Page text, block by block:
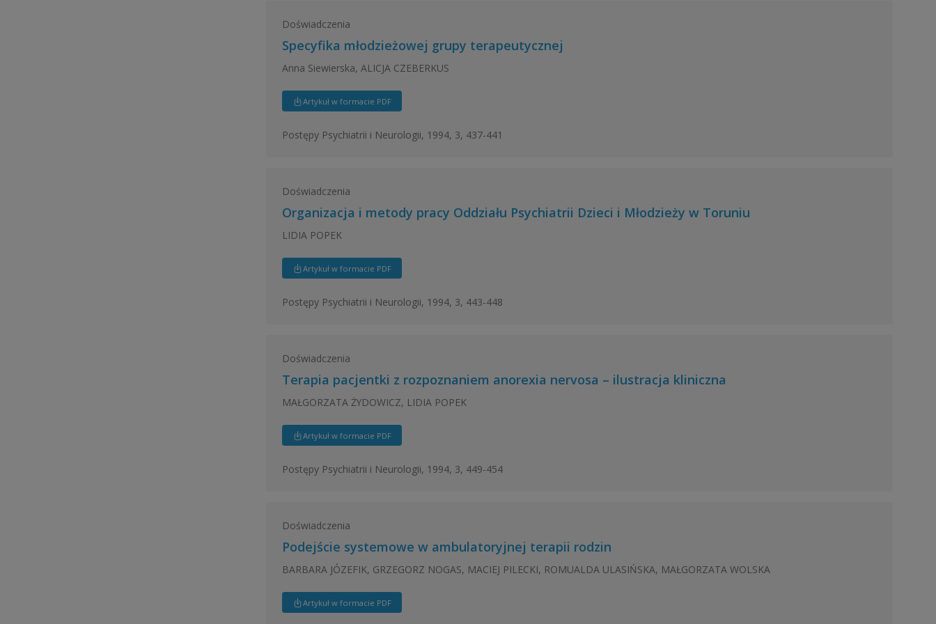
Doświadczenia
Specyfika młodzieżowej grupy terapeutycznej
Anna Siewierska, ALICJA CZEBERKUS
Artykuł w formacie PDF
Postępy Psychiatrii i Neurologii, 1994, 3, 437-441
Doświadczenia
Organizacja i metody pracy Oddziału Psychiatrii Dzieci i Młodzieży w Toruniu
LIDIA POPEK
Artykuł w formacie PDF
Postępy Psychiatrii i Neurologii, 1994, 3, 443-448
Doświadczenia
Terapia pacjentki z rozpoznaniem anorexia nervosa – ilustracja kliniczna
MAŁGORZATA ŻYDOWICZ, LIDIA POPEK
Artykuł w formacie PDF
Postępy Psychiatrii i Neurologii, 1994, 3, 449-454
Doświadczenia
Podejście systemowe w ambulatoryjnej terapii rodzin
BARBARA JÓZEFIK, GRZEGORZ NOGAS, MACIEJ PILECKI, ROMUALDA ULASIŃSKA, MAŁGORZATA WOLSKA
Artykuł w formacie PDF